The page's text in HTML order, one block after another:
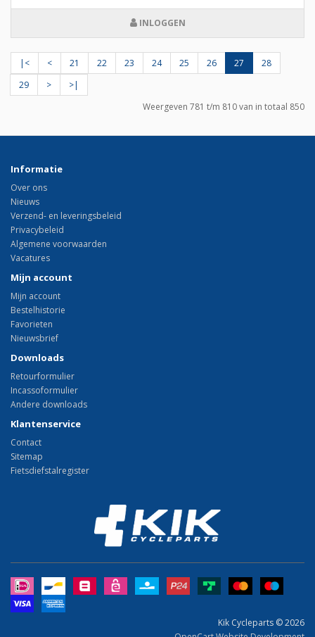
INLOGGEN
|< < 21 22 23 24 25 26 27
28
29
>
>|
Weergeven 781 t/m 810 van in totaal 850
Informatie
Over ons
Nieuws
Verzend- en leveringsbeleid
Privacybeleid
Algemene voorwaarden
Vacatures
Mijn account
Mijn account
Bestelhistorie
Favorieten
Nieuwsbrief
Downloads
Retourformulier
Incassoformulier
Andere downloads
Klantenservice
Contact
Sitemap
Fietsdiefstalregister
Kik Cycleparts © 2026